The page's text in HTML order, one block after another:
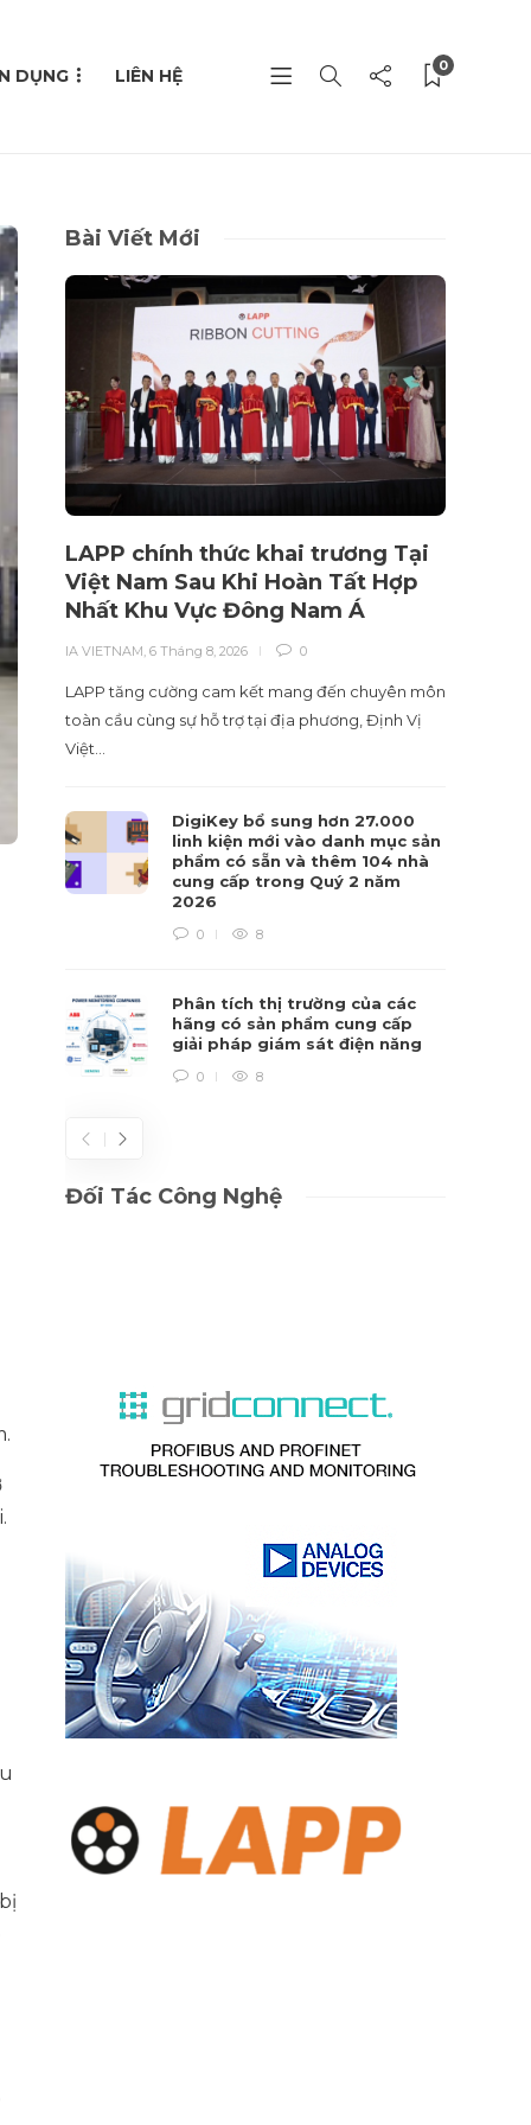
DỤNG LIÊN HỆ 0
Bài Viết Mới
LAPP chính thức khai trương Tại
Việt Nam Sau Khi Hoàn Tất Hợp
Nhất Khu Vực Đông Nam Á
IA VIETNAM ,6 Tháng 8, 2026 0
LAPP tăng cường cam kết mang đến chuyên môn
toàn cầu cùng sự hỗ trợ tại địa phương, Định Vị
Việt…
DigiKey bổ sung hơn 27.000
linh kiện mới vào danh mục sản
phẩm có sẵn và thêm 104 nhà
cung cấp trong Quý 2 năm
2026
0 8
Phân tích thị trường của các
hãng có sản phẩm cung cấp
giải pháp giám sát điện năng
0 8
Đối Tác Công Nghệ